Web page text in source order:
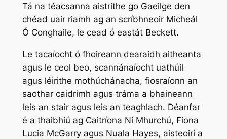
Tá na téacsanna aistrithe go Gaeilge den
chéad uair riamh ag an scríbhneoir Micheál
Ó Conghaile, le cead ó eastát Beckett.
Le tacaíocht ó fhoireann dearaidh aitheanta
agus le ceol beo, scannánaíocht uathúil
agus léirithe mothúchánacha, fiosraíonn an
saothar caidrimh agus tráma a bhaineann
leis an stair agus leis an teaghlach. Déanfar
é a thaibhiú ag Caitríona Ní Mhurchú, Fiona
Lucia McGarry agus Nuala Hayes, aisteoirí a